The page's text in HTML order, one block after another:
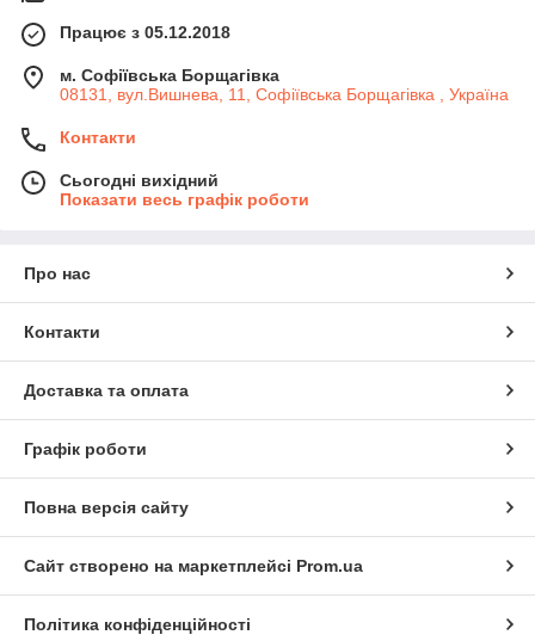
Працює з 05.12.2018
м. Софіївська Борщагівка
08131, вул.Вишнева, 11, Софіївська Борщагівка , Україна
Контакти
Сьогодні вихідний
Показати весь графік роботи
Про нас
Контакти
Доставка та оплата
Графік роботи
Повна версія сайту
Сайт створено на маркетплейсі Prom.ua
Політика конфіденційності